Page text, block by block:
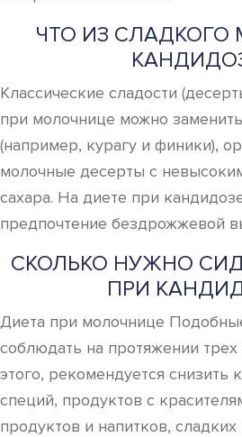
ЧТО ИЗ
Классические сладости
при молочнице можно
(например, курагу и финики),
молочные десерты с
сахара. На диете при
предпочтение бездрожжевой
СКОЛЬКО НУЖНО
ПРИ
Диета при молочнице
соблюдать на протяжении
этого, рекомендуется снизить
специй, продуктов с
продуктов и напитков,